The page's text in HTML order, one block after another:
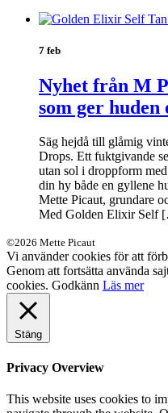
7 feb
Nyhet från M
som ger huden
Säg hejdå till glåmig
Drops. Ett fuktgivande
utan sol i droppform
din hy både en gyllene
Mette Picaut, grundare
Med Golden Elixir Self
©2026 Mette Picaut
Vi använder cookies för att
Genom att fortsätta använda
cookies. Godkänn Läs mer
Stäng
Privacy Overview
This website uses cookies to